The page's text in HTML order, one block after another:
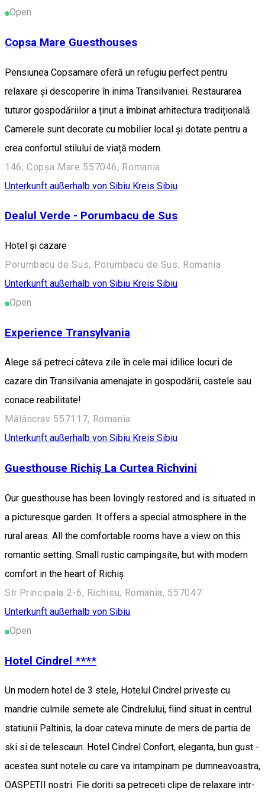
Open
Copsa Mare Guesthouses
Pensiunea Copsamare oferă un refugiu perfect pentru
relaxare și descoperire în inima Transilvaniei. Restaurarea
tuturor gospodăriilor a ținut a îmbinat arhitectura tradițională.
Camerele sunt decorate cu mobilier local și dotate pentru a
crea confortul stilului de viață modern.
146, Copșa Mare 557046, Romania
Unterkunft außerhalb von Sibiu Kreis Sibiu
Dealul Verde - Porumbacu de Sus
Hotel şi cazare
Porumbacu de Sus, Porumbacu de Sus, Romania
Unterkunft außerhalb von Sibiu Kreis Sibiu
Open
Experience Transylvania
Alege să petreci câteva zile în cele mai idilice locuri de
cazare din Transilvania amenajate in gospodării, castele sau
conace reabilitate!
Mălâncrav 557117, Romania
Unterkunft außerhalb von Sibiu Kreis Sibiu
Guesthouse Richiș La Curtea Richvini
Our guesthouse has been lovingly restored and is situated in
a picturesque garden. It offers a special atmosphere in the
rural areas. All the comfortable rooms have a view on this
romantic setting. Small rustic campingsite, but with modern
comfort in the heart of Richiș
Str.Principala 2-6, Richisu, Romania, 557047
Unterkunft außerhalb von Sibiu
Open
Hotel Cindrel ****
Un modern hotel de 3 stele, Hotelul Cindrel priveste cu
mandrie culmile semete ale Cindrelului, fiind situat in centrul
statiunii Paltinis, la doar cateva minute de mers de partia de
ski si de telescaun. Hotel Cindrel Confort, eleganta, bun gust -
acestea sunt notele cu care va intampinam pe dumneavoastra,
OASPETII nostri. Fie doriti sa petreceti clipe de relaxare intr-